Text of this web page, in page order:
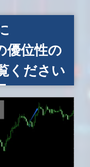
優位性の
ください